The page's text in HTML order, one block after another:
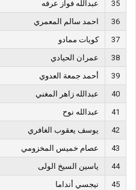
35
عبدالله فواز عرفه
36
احمد سالم المعمري
37
كويات ممادو
38
عمران الحيادي
39
أحمد جمعة العدوي
40
عبدالله زاهر المغني
41
عبدالله نوح
42
يوسف يعقوب الغافري
43
عصام خميس المخزومي
44
ياسين السيخ الولى
45
نيجسي أنداما